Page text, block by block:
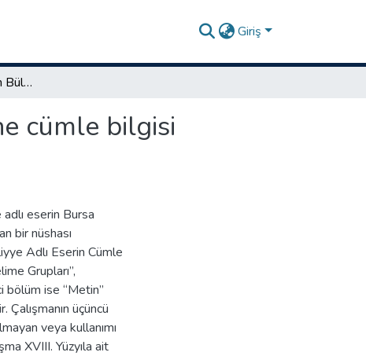
Giriş
Birri Mehmed Dede'nin Bülbüliyye adlı eseri üzerine cümle bilgisi incelemesi (metin-sözlük)
cümle bilgisi
eserin Bursa
bir nüshası
Adlı Eserin Cümle
Grupları”,
bölüm ise “Metin”
üçüncü
veya kullanımı
XVIII. Yüzyıla ait